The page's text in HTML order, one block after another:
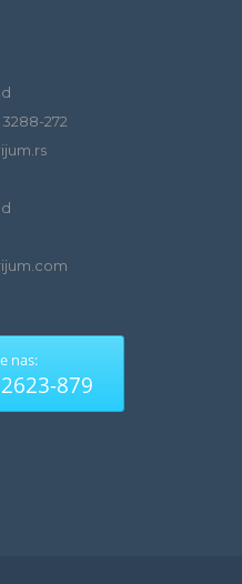
3288-272
nas:
879